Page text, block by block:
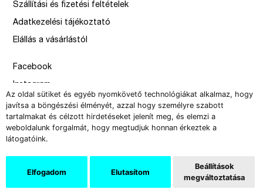
Az oldal sütiket és egyéb nyomkövető technológiákat alkalmaz, hogy
javítsa a böngészési élményét, azzal hogy személyre szabott
tartalmakat és célzott hirdetéseket jelenít meg, és elemzi a
weboldalunk forgalmát, hogy megtudjuk honnan érkeztek a
látogatóink.
Elfogadom Elutasítom
Beállítások
megváltoztatása
Szállítási és fizetési feltételek
Adatkezelési tájékoztató
Elállás a vásárlástól
Facebook
Instagram
Issue
–
design by Solymosi Mór, Sirbik Attila
webbyzolka